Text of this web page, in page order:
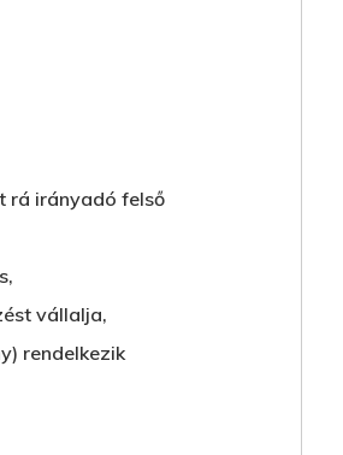
rá irányadó felső
vállalja,
rendelkezik